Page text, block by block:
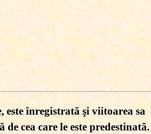
este înregistrată şi viitoarea sa
cea care le este predestinată.